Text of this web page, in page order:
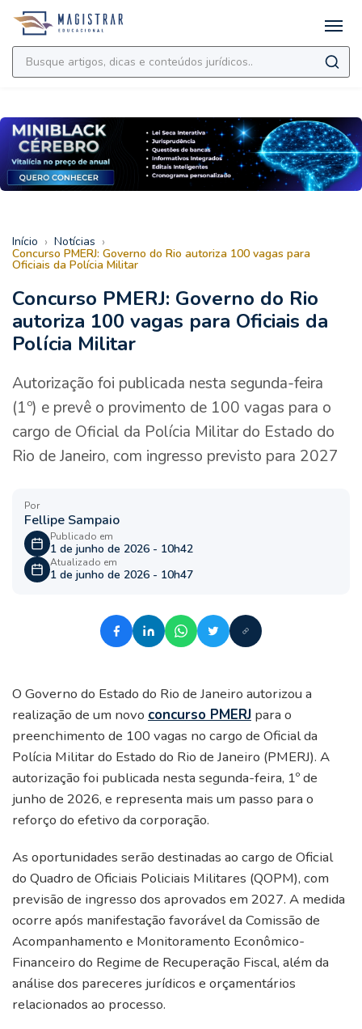
Início › Notícias ›
Concurso PMERJ: Governo do Rio autoriza 100 vagas para
Oficiais da Polícia Militar
Concurso PMERJ: Governo do Rio
autoriza 100 vagas para Oficiais da
Polícia Militar
Autorização foi publicada nesta segunda-feira
(1º) e prevê o provimento de 100 vagas para o
cargo de Oficial da Polícia Militar do Estado do
Rio de Janeiro, com ingresso previsto para 2027
Por
Fellipe Sampaio
Publicado em
1 de junho de 2026 - 10h42
Atualizado em
1 de junho de 2026 - 10h47
O Governo do Estado do Rio de Janeiro autorizou a
realização de um novo concurso PMERJ para o
preenchimento de 100 vagas no cargo de Oficial da
Polícia Militar do Estado do Rio de Janeiro (PMERJ). A
autorização foi publicada nesta segunda-feira, 1º de
junho de 2026, e representa mais um passo para o
reforço do efetivo da corporação.
As oportunidades serão destinadas ao cargo de Oficial
do Quadro de Oficiais Policiais Militares (QOPM), com
previsão de ingresso dos aprovados em 2027. A medida
ocorre após manifestação favorável da Comissão de
Acompanhamento e Monitoramento Econômico-
Financeiro do Regime de Recuperação Fiscal, além da
análise dos pareceres jurídicos e orçamentários
relacionados ao processo.